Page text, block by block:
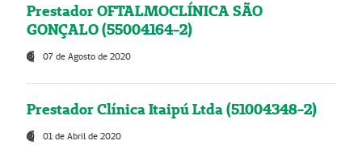
Prestador OFTALMOCLÍNICA SÃO
GONÇALO (55004164-2)
07 de Agosto de 2020
Prestador Clínica Itaipú Ltda (51004348-2)
01 de Abril de 2020